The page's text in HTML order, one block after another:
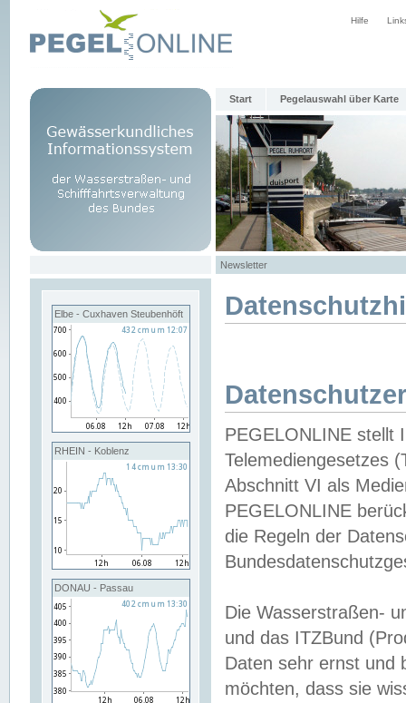
Hilfe
Start Pegelauswahl über Karte
Newsletter
Elbe - Cuxhaven Steubenhöft
RHEIN - Koblenz
DONAU - Passau
PEGELONLINE stellt
Telemediengesetzes
Abschnitt VI als
PEGELONLINE
die Regeln der
Die Wasserstraßen-
und das ITZBund
Daten sehr ernst und
möchten, dass sie